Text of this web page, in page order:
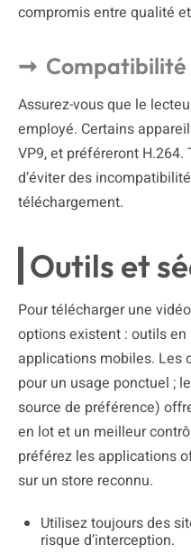
compromis entre qualité
Assurez-vous que le
employé. Certains
VP9, et préféreront
d’éviter des
téléchargement.
Outils et
Pour télécharger une
options existent : outils
applications mobiles. Les
pour un usage ponctuel ;
source de préférence)
en lot et un meilleur
préférez les applications
sur un store reconnu.
Utilisez toujours des
risque d’interception.